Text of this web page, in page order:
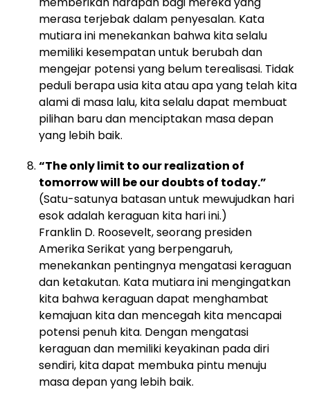
merasa terjebak dalam penyesalan. Kata
mutiara ini menekankan bahwa kita selalu
memiliki kesempatan untuk berubah dan
mengejar potensi yang belum terealisasi. Tidak
peduli berapa usia kita atau apa yang telah kita
alami di masa lalu, kita selalu dapat membuat
pilihan baru dan menciptakan masa depan
yang lebih baik.
“The only limit to our realization of
tomorrow will be our doubts of today.”
(Satu-satunya batasan untuk mewujudkan hari
esok adalah keraguan kita hari ini.)
Franklin D. Roosevelt, seorang presiden
Amerika Serikat yang berpengaruh,
menekankan pentingnya mengatasi keraguan
dan ketakutan. Kata mutiara ini mengingatkan
kita bahwa keraguan dapat menghambat
kemajuan kita dan mencegah kita mencapai
potensi penuh kita. Dengan mengatasi
keraguan dan memiliki keyakinan pada diri
sendiri, kita dapat membuka pintu menuju
masa depan yang lebih baik.